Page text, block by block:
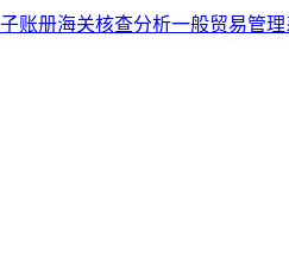
账册海关核查分析一般贸易管